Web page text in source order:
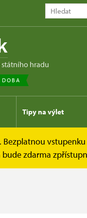
státního hradu
Tipy na výlet
zdarma